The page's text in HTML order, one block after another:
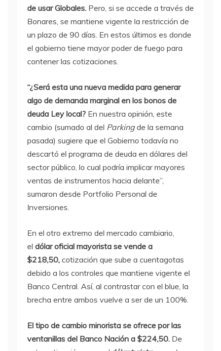
de usar Globales. Pero, si se accede a través de
Bonares, se mantiene vigente la restricción de
un plazo de 90 días. En estos últimos es donde
el gobierno tiene mayor poder de fuego para
contener las cotizaciones.
“¿Será esta una nueva medida para generar
algo de demanda marginal en los bonos de
deuda Ley local? En nuestra opinión, este
cambio (sumado al del Parkingde la semana
pasada) sugiere que el Gobierno todavía no
descartó el programa de deuda en dólares del
sector público, lo cual podría implicar mayores
ventas de instrumentos hacia delante”,
sumaron desde Portfolio Personal de
Inversiones.
En el otro extremo del mercado cambiario,
el dólar oficial mayorista se vende a
$218,50, cotización que sube a cuentagotas
debido a los controles que mantiene vigente el
Banco Central. Así, al contrastar con el blue, la
brecha entre ambos vuelve a ser de un 100%.
El tipo de cambio minorista se ofrece por las
ventanillas del Banco Nación a $224,50. De